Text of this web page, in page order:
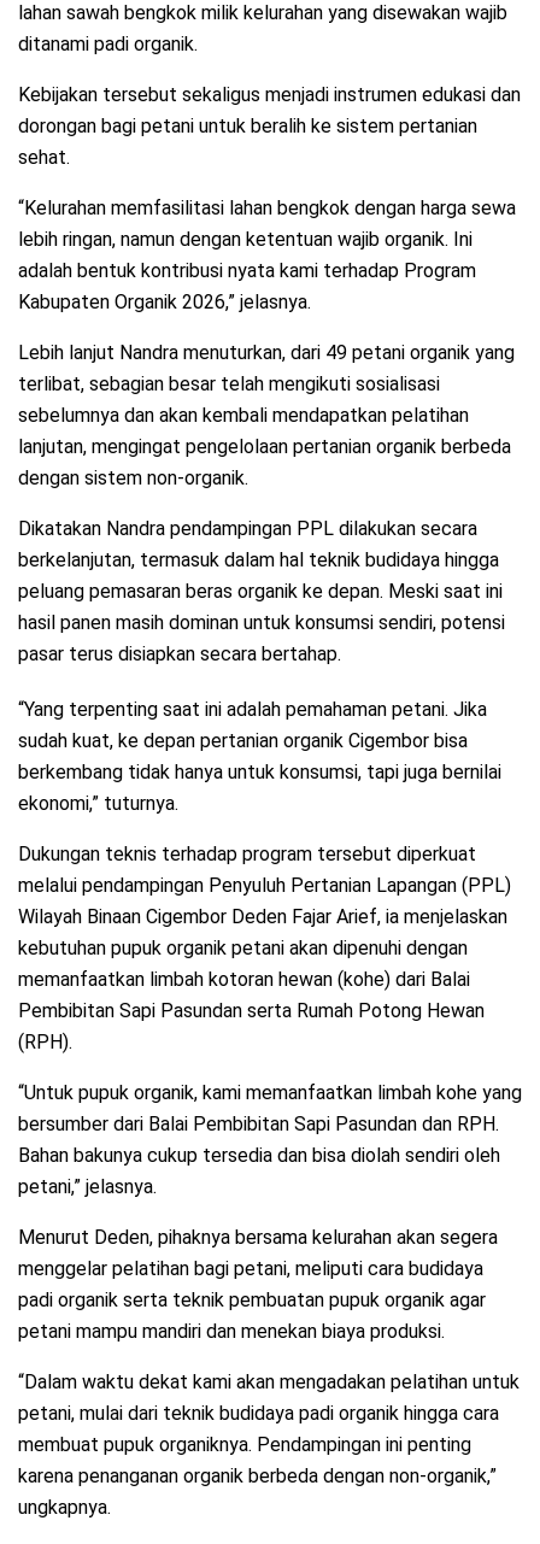
lahan sawah bengkok milik kelurahan yang disewakan wajib
ditanami padi organik.
Kebijakan tersebut sekaligus menjadi instrumen edukasi dan
dorongan bagi petani untuk beralih ke sistem pertanian
sehat.
“Kelurahan memfasilitasi lahan bengkok dengan harga sewa
lebih ringan, namun dengan ketentuan wajib organik. Ini
adalah bentuk kontribusi nyata kami terhadap Program
Kabupaten Organik 2026,” jelasnya.
Lebih lanjut Nandra menuturkan, dari 49 petani organik yang
terlibat, sebagian besar telah mengikuti sosialisasi
sebelumnya dan akan kembali mendapatkan pelatihan
lanjutan, mengingat pengelolaan pertanian organik berbeda
dengan sistem non-organik.
Dikatakan Nandra pendampingan PPL dilakukan secara
berkelanjutan, termasuk dalam hal teknik budidaya hingga
peluang pemasaran beras organik ke depan. Meski saat ini
hasil panen masih dominan untuk konsumsi sendiri, potensi
pasar terus disiapkan secara bertahap.
“Yang terpenting saat ini adalah pemahaman petani. Jika
sudah kuat, ke depan pertanian organik Cigembor bisa
berkembang tidak hanya untuk konsumsi, tapi juga bernilai
ekonomi,” tuturnya.
Dukungan teknis terhadap program tersebut diperkuat
melalui pendampingan Penyuluh Pertanian Lapangan (PPL)
Wilayah Binaan Cigembor Deden Fajar Arief, ia menjelaskan
kebutuhan pupuk organik petani akan dipenuhi dengan
memanfaatkan limbah kotoran hewan (kohe) dari Balai
Pembibitan Sapi Pasundan serta Rumah Potong Hewan
(RPH).
“Untuk pupuk organik, kami memanfaatkan limbah kohe yang
bersumber dari Balai Pembibitan Sapi Pasundan dan RPH.
Bahan bakunya cukup tersedia dan bisa diolah sendiri oleh
petani,” jelasnya.
Menurut Deden, pihaknya bersama kelurahan akan segera
menggelar pelatihan bagi petani, meliputi cara budidaya
padi organik serta teknik pembuatan pupuk organik agar
petani mampu mandiri dan menekan biaya produksi.
“Dalam waktu dekat kami akan mengadakan pelatihan untuk
petani, mulai dari teknik budidaya padi organik hingga cara
membuat pupuk organiknya. Pendampingan ini penting
karena penanganan organik berbeda dengan non-organik,”
ungkapnya.